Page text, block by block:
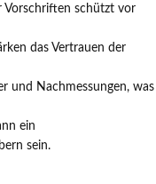
Vorschriften schützt vor
das Vertrauen der
und Nachmessungen, was
ein
sein.